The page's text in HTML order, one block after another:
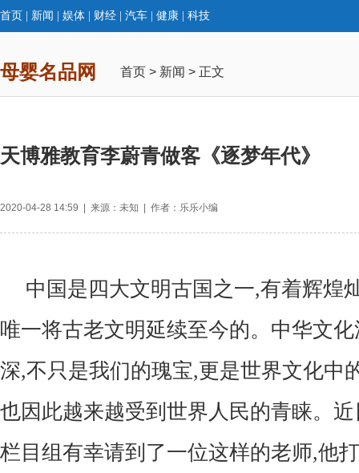
首页 新闻 娱体 财经 汽车 健康 科技
母婴名品网 首页 > 新闻 > 正文
天博雅教育李蔚青做客《逐梦年代》
2020-04-28 14:59 | 来源：未知 | 作者：乐乐小编
中国是四大文明古国之一,有着辉煌
唯一将古老文明延续至今的。中华文
深,不只是我们的瑰宝,更是世界文化中
也因此越来越受到世界人民的青睐。
栏目组有幸请到了一位这样的老师,他